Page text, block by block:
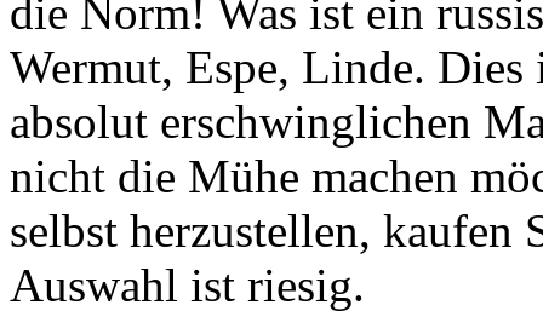
die Norm! Was ist ein
Wermut, Espe, Linde.
absolut erschwinglichen
nicht die Mühe machen
selbst herzustellen, kaufen
Auswahl ist riesig.